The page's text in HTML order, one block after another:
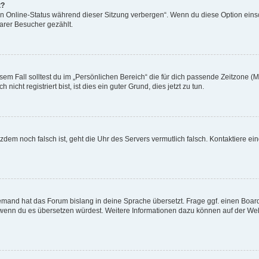
Status während dieser Sitzung verbergen“. Wenn du diese Option
Besucher gezählt.
Fall solltest du im „Persönlichen Bereich“ die für dich passende Zeitzone
nicht registriert bist, ist dies ein guter Grund, dies jetzt zu tun.
noch falsch ist, geht die Uhr des Servers vermutlich falsch. Kontaktiere
hat das Forum bislang in deine Sprache übersetzt. Frage ggf. einen
du es übersetzen würdest. Weitere Informationen dazu können auf der